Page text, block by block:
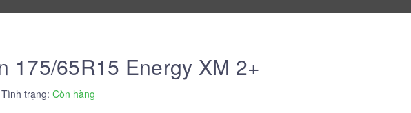
175/65R15 Energy XM 2+
Tình trạng: Còn hàng